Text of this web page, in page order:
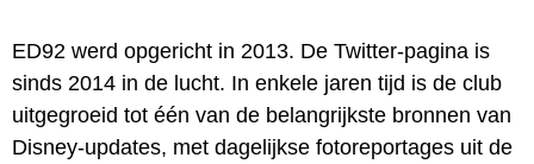
ED92 werd opgericht in 2013. De Twitter-pagina is
sinds 2014 in de lucht. In enkele jaren tijd is de club
uitgegroeid tot één van de belangrijkste bronnen van
Disney-updates, met dagelijkse fotoreportages uit de